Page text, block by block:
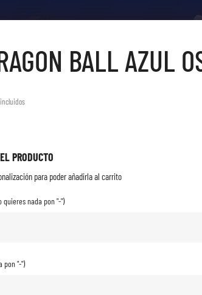
BALL AZUL
PRODUCTO
para poder añadirla al carrito
quieres nada pon "-")
pon "-")